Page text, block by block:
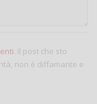
. Il post che sto
non è diffamante e